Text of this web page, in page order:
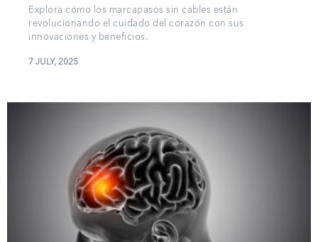
Explora cómo los marcapasos sin cables están
revolucionando el cuidado del corazón con sus
innovaciones y beneficios.
7 JULY, 2025